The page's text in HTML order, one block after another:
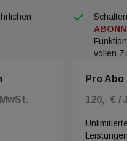
vollen
Pro Abo
120,- € /